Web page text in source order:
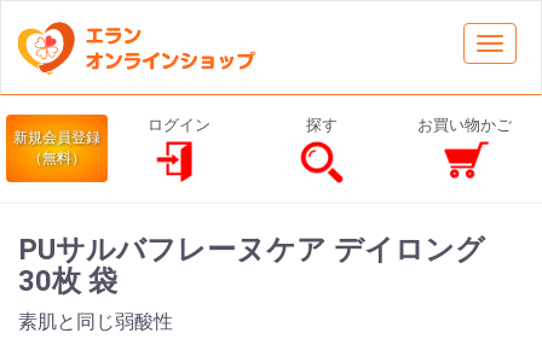
新規会員登録
（無料）
ログイン 探す お買い物かご
PUサルバフレーヌケア デイロング
30枚 袋
素肌と同じ弱酸性